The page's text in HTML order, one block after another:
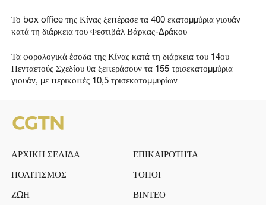
Το box office της Κίνας ξεπέρασε τα 400 εκατομμύρια γιουάν
κατά τη διάρκεια του Φεστιβάλ Βάρκας-Δράκου
Τα φορολογικά έσοδα της Κίνας κατά τη διάρκεια του 14ου
Πενταετούς Σχεδίου θα ξεπεράσουν τα 155 τρισεκατομμύρια
γιουάν, με περικοπές 10,5 τρισεκατομμυρίων
ΑΡΧΙΚΗ ΣΕΛΙΔΑ
ΕΠΙΚΑΙΡΟΤΗΤΑ
ΠΟΛΙΤΙΣΜΟΣ
ΤΟΠΟΙ
ΖΩΗ
ΒΙΝΤΕΟ